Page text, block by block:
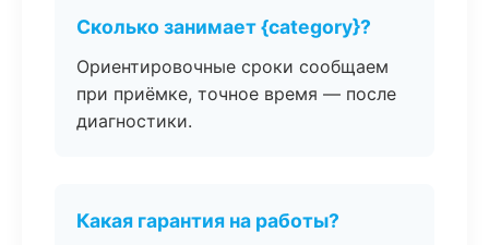
Сколько занимает {category}?
Ориентировочные сроки сообщаем
при приёмке, точное время — после
диагностики.
Какая гарантия на работы?